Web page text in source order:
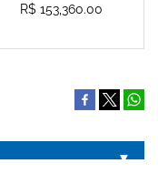
R$ 153,360.00